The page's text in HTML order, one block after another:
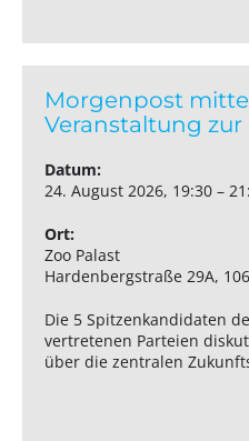
Morgenpost
Veranstaltung
Datum:
24. August 2026, 19:30 –
Ort:
Zoo Palast
Hardenbergstraße 29A,
Die 5 Spitzenkandidaten
vertretenen Parteien
über die zentralen